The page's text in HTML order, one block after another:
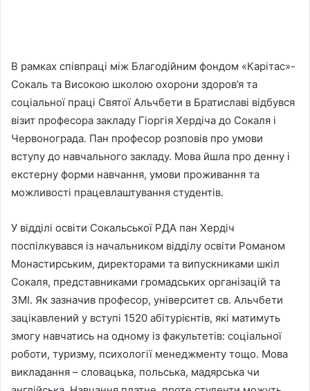
В рамках співпраці між Благодійним фондом «Карітас»-
Сокаль та Високою школою охорони здоров’я та
соціальної праці Святої Альчбети в Братиславі відбувся
візит професора закладу Гіоргія Хердіча до Сокаля і
Червонограда. Пан професор розповів про умови
вступу до навчального закладу. Мова йшла про денну і
екстерну форми навчання, умови проживання та
можливості працевлаштування студентів.
У відділі освіти Сокальської РДА пан Хердіч
поспілкувався із начальником відділу освіти Романом
Монастирським, директорами та випускниками шкіл
Сокаля, представниками громадських організацій та
ЗМІ. Як зазначив професор, університет св. Альчбети
зацікавлений у вступі 1520 абітурієнтів, які матимуть
змогу навчатись на одному із факультетів: соціальної
роботи, туризму, психології менеджменту тощо. Мова
викладання – словацька, польська, мадярська чи